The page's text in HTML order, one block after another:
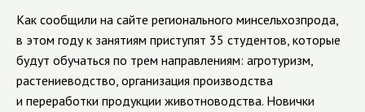
Как сообщили на сайте регионального минсельхозпрода,
в этом году к занятиям приступят 35 студентов, которые
будут обучаться по трем направлениям: агротуризм,
растениеводство, организация производства
и переработки продукции животноводства. Новички